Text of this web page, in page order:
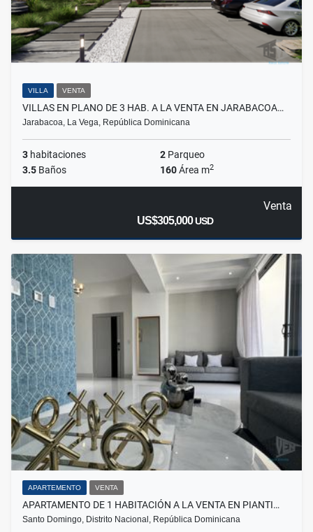
VILLA VENTA
VILLAS EN PLANO DE 3 HAB. A LA VENTA EN JARABACOA…
Jarabacoa, La Vega, República Dominicana
3 habitaciones 2 Parqueo
3.5 Baños 160Área m2
Venta
US$305,000USD
APARTEMENTO VENTA
APARTAMENTO DE 1 HABITACIÓN A LA VENTA EN PIANTI…
Santo Domingo, Distrito Nacional, República Dominicana